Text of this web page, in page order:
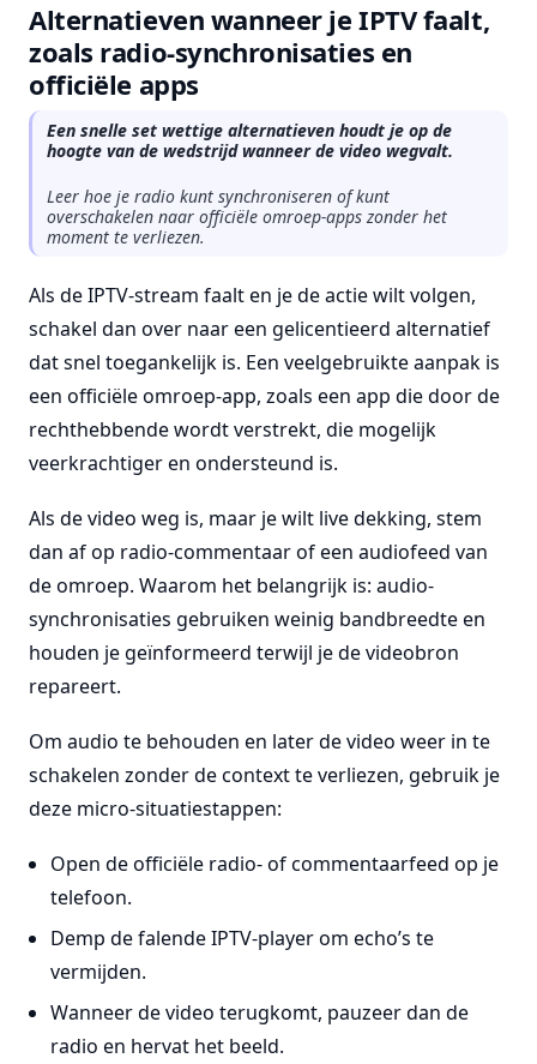
Alternatieven wanneer je IPTV faalt,
zoals radio-synchronisaties en
officiële apps
Een snelle set wettige alternatieven houdt je op de
hoogte van de wedstrijd wanneer de video wegvalt.
Leer hoe je radio kunt synchroniseren of kunt
overschakelen naar officiële omroep-apps zonder het
moment te verliezen.
Als de IPTV-stream faalt en je de actie wilt volgen,
schakel dan over naar een gelicentieerd alternatief
dat snel toegankelijk is. Een veelgebruikte aanpak is
een officiële omroep-app, zoals een app die door de
rechthebbende wordt verstrekt, die mogelijk
veerkrachtiger en ondersteund is.
Als de video weg is, maar je wilt live dekking, stem
dan af op radio-commentaar of een audiofeed van
de omroep. Waarom het belangrijk is: audio-
synchronisaties gebruiken weinig bandbreedte en
houden je geïnformeerd terwijl je de videobron
repareert.
Om audio te behouden en later de video weer in te
schakelen zonder de context te verliezen, gebruik je
deze micro-situatiestappen:
Open de officiële radio- of commentaarfeed op je
telefoon.
Demp de falende IPTV-player om echo’s te
vermijden.
Wanneer de video terugkomt, pauzeer dan de
radio en hervat het beeld.